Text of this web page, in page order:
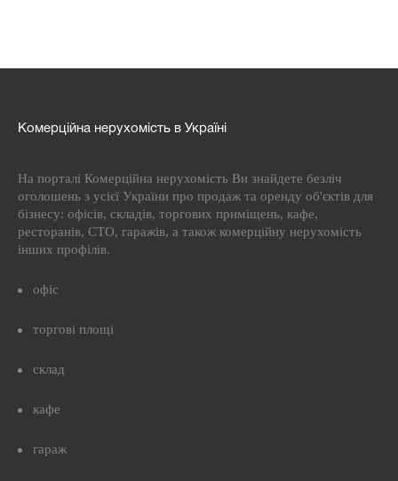
Комерційна нерухомість в Україні
На порталі Комерційна нерухомість Ви знайдете безліч
оголошень з усієї України про продаж та оренду об'єктів для
бізнесу: офісів, складів, торгових приміщень, кафе,
ресторанів, СТО, гаражів, а також комерційну нерухомість
інших профілів.
офіс
торгові площі
склад
кафе
гараж